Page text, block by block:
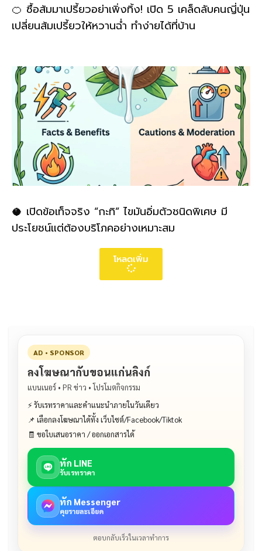
🍊 ซื้อส้มมาเปรี้ยวอย่าเพิ่งทิ้ง! เปิด 5 เคล็ดลับคนญี่ปุ่น
เปลี่ยนส้มเปรี้ยวให้หวานฉ่ำ ทำง่ายได้ที่บ้าน
🥥 เปิดข้อเท็จจริง “กะทิ” ไขมันอิ่มตัวชนิดพิเศษ มี
ประโยชน์แต่ต้องบริโภคอย่างเหมาะสม
โหลดเพิ่ม
AD • SPONSOR
ลงโฆษณากับขอนแก่นลิงก์
แบนเนอร์ • PR ข่าว • โปรโมตกิจกรรม
⚡ รับเรทราคาและคำแนะนำภายในวันเดียว
📌 เลือกลงโฆษณาได้ทั้ง เว็บไซต์/Facebook/Tiktok
🧾 ขอใบเสนอราคา / ออกเอกสารได้
ทัก LINE
รับเรทราคา
ทัก Messenger
คุยรายละเอียด
ตอบกลับเร็วในเวลาทำการ